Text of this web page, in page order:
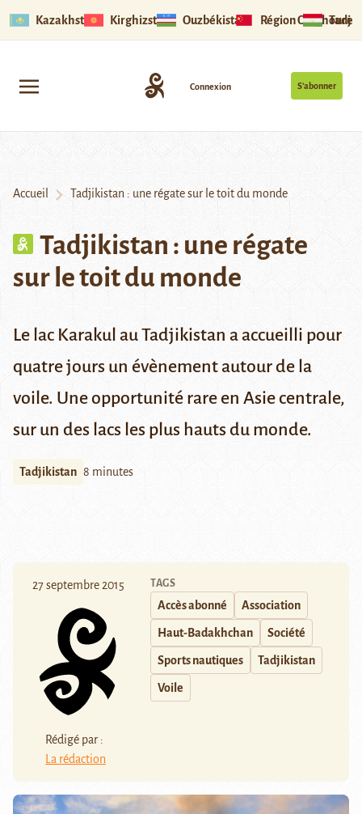
Kazakhstan Kirghizstan Ouzbékistan Région Ouïghoure
S’abonner
Connexion
Accueil Tadjikistan : une régate sur le toit du monde
Tadjikistan : une régate
sur le toit du monde
Le lac Karakul au Tadjikistan a accueilli pour
quatre jours un évènement autour de la
voile. Une opportunité rare en Asie centrale,
sur un des lacs les plus hauts du monde.
Tadjikistan 8 minutes
27 septembre 2015
Rédigé par :
La rédaction
TAGS
Accès abonné Association
Haut-Badakhchan Société
Sports nautiques Tadjikistan
Voile